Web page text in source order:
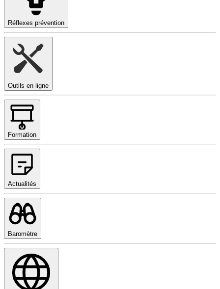
Réflexes prévention
Outils en ligne
Formation
Actualités
Baromètre